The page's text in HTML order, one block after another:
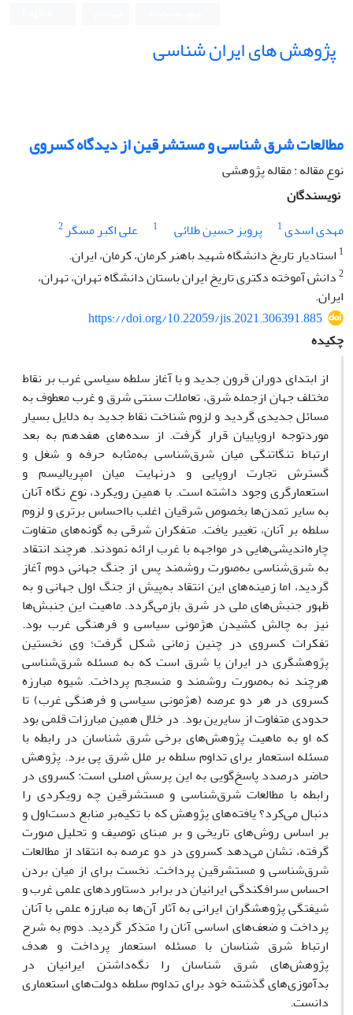
پژوهش های ایران شناسی
مطالعات شرق شناسی و مستشرقین از دیدگاه کسروی
نوع مقاله : مقاله پژوهشی
نویسندگان
مهدی اسدی1 پرویز حسین طلائی 1 علی اکبر مسگر2
1 استادیار تاریخ دانشگاه شهید باهنر کرمان، کرمان، ایران.
2دانش آموخته دکتری تاریخ ایران باستان دانشگاه تهران، تهران،
ایران.
https://doi.org/10.22059/jis.2021.306391.885
چکیده
از ابتدای دوران قرون جدید و با آغاز سلطه سیاسی غرب بر نقاط
مختلف جهان ازجمله شرق، تعاملات سنتی شرق و غرب معطوف به
مسائل جدیدی گردید و لزوم شناخت نقاط جدید به دلایل بسیار
موردتوجه اروپاییان قرار گرفت. از سده‌های هفدهم به بعد
ارتباط تنگاتنگی میان شرق‌شناسی به‌مثابه حرفه و شغل و
گسترش تجارت اروپایی و درنهایت میان امپریالیسم و
استعمارگری وجود داشته است. با همین رویکرد، نوع نگاه آنان
به سایر تمدن‌ها بخصوص شرقیان اغلب بااحساس برتری و لزوم
سلطه بر آنان، تغییر یافت. متفکران شرقی به گونه‌های متفاوت
چاره‌اندیشی‌هایی در مواجهه با غرب ارائه نمودند. هرچند انتقاد
به شرق‌شناسی به‌صورت روشمند پس از جنگ جهانی دوم آغاز
گردید، اما زمینه‌های این انتقاد به‌پیش از جنگ اول جهانی و به
ظهور جنبش‌های ملی در شرق بازمی‌گردد. ماهیت این جنبش‌ها
نیز به چالش کشیدن هژمونی سیاسی و فرهنگی غرب بود.
تفکرات کسروی در چنین زمانی شکل گرفت؛ وی نخستین
پژوهشگری در ایران یا شرق است که به مسئله شرق‌شناسی
هرچند نه به‌صورت روشمند و منسجم پرداخت. شیوه مبارزه
کسروی در هر دو عرصه (هژمونی سیاسی و فرهنگی غرب) تا
حدودی متفاوت از سایرین بود. در خلال همین مبارزات قلمی بود
که او به ماهیت پژوهش‌های برخی شرق شناسان در رابطه با
مسئله استعمار برای تداوم سلطه بر ملل شرق پی برد. پژوهش
حاضر درصدد پاسخ‌گویی به این پرسش اصلی است: کسروی در
رابطه با مطالعات شرق‌شناسی و مستشرقین چه رویکردی را
دنبال می‌کرد؟ یافته‌های پژوهش که با تکیه‌بر منابع دست‌اول و
بر اساس روش‌های تاریخی و بر مبنای توصیف و تحلیل صورت
گرفته، نشان می‌دهد کسروی در دو عرصه به انتقاد از مطالعات
شرق‌شناسی و مستشرقین پرداخت. نخست برای از میان بردن
احساس سرافکندگی ایرانیان در برابر دستاوردهای علمی غرب و
شیفتگی پژوهشگران ایرانی به آثار آن‌ها به مبارزه علمی با آنان
پرداخت و ضعف‌های اساسی آنان را متذکر گردید. دوم به شرح
ارتباط شرق شناسان با مسئله استعمار پرداخت و هدف
پژوهش‌های شرق شناسان را نگه‌داشتن ایرانیان در
بدآموزی‌های گذشته خود برای تداوم سلطه دولت‌های استعماری
دانست.